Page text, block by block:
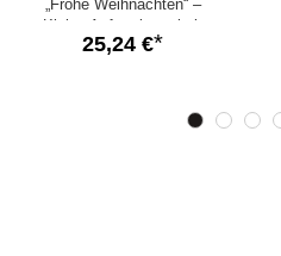
„Frohe Weihnachten“ –
Kleine Aufmerksamkeit
(Lichterkette – Set 4)
25,24 €